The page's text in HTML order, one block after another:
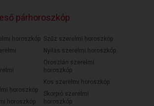
párhoroszkóp
horoszkóp
horoszkóp
horoszkóp
Szűz szerelmi horoszkóp
Nyilas szerelmi horoszkóp
Oroszlán szerelmi
horoszkóp
Kos szerelmi horoszkóp
Skorpió szerelmi
horoszkóp